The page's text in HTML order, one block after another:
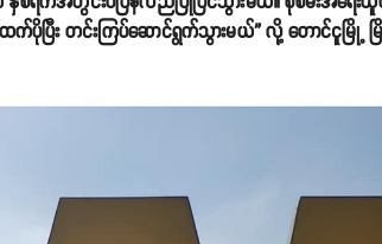
ပိုပြီး တင်းကြပ်ဆောင်ရွက်သွားမယ်” လို့ တောင်ငူမြို့ မ